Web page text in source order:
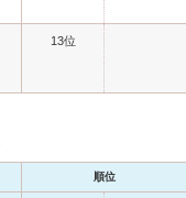
13位
順位